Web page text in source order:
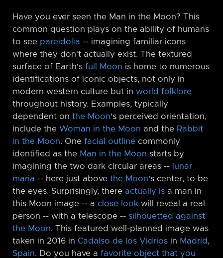
Have you ever seen the Man in the Moon? This
common question plays on the ability of humans
to see pareidolia -⁠- imagining familiar icons
where they don't actually exist. The textured
surface of Earth's full Moon is home to numerous
identifications of iconic objects, not only in
modern western culture but in world folklore
throughout history. Examples, typically
dependent on the Moon's perceived orientation,
include the Woman in the Moon and the Rabbit
in the Moon. One facial outline commonly
identified as the Man in the Moon starts by
imagining the two dark circular areas -⁠-
lunar
maria -⁠- here just above the Moon's center, to be
the eyes. Surprisingly, there actually is a man in
this Moon image -⁠- a close look will reveal a real
person -⁠- with a telescope -⁠- silhouetted against
the Moon. This featured well-planned image was
taken in 2016 in Cadalso de los Vidrios in Madrid ,
Spain. Do you have a favorite object that you